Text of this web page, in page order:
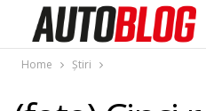
Home Știri